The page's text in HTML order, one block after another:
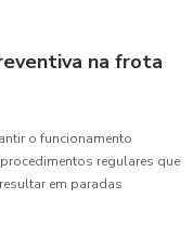
na frota
o funcionamento
regulares que
em paradas